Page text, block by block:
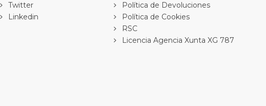
Twitter
Linkedin
Política de Devoluciones
Política de Cookies
RSC
Licencia Agencia Xunta XG 787